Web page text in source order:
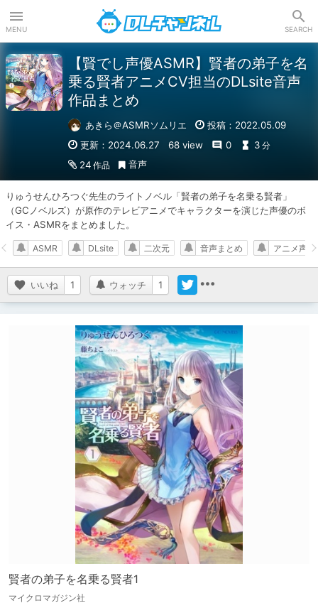
MENU SEARCH
【賢でし声優ASMR】賢者の弟子を名
乗る賢者アニメCV担当のDLsite音声
作品まとめ
あきら＠ASMRソムリエ
投稿：2022.05.09
更新：2024.06.27
68 view 0 3 分
24 作品 音声
りゅうせんひろつぐ先生のライトノベル「賢者の弟子を名乗る賢者」
（GCノベルズ）が原作のテレビアニメでキャラクターを演じた声優のボ
イス・ASMRをまとめました。
いいね 1 ウォッチ 1
ASMR DLsite 二次元 音声まとめ アニメ声優
賢者の弟子を名乗る賢者1
マイクロマガジン社